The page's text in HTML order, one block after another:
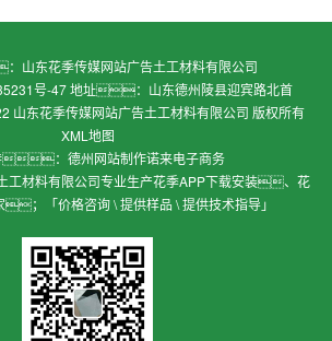
东花季传媒网站广告土工材料有限公司
号-47地址：山东德州陵县迎宾路北首
山东花季传媒网站广告土工材料有限公司 版权所有
XML地图
： 德州网站制作诺来电子商务
工材料有限公司专业生产花季APP下载安装、花
；「价格咨询 \ 提供样品 \ 提供技术指导」